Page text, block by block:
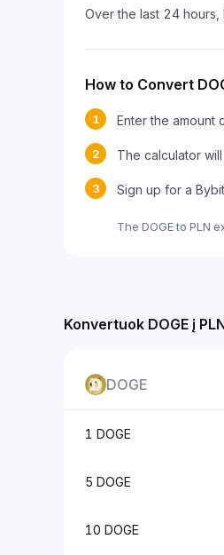
Over the last 24
How to Convert
1 Enter the amount
2 The calculator
3 Sign up for a
The DOGE to PLN
Konvertuok DOGE į
DOGE
1 DOGE
5 DOGE
10 DOGE